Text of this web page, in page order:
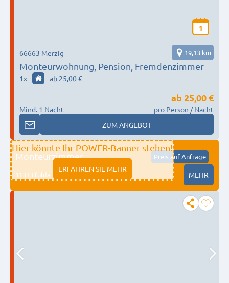
1
Monteurwohnung, Pension, Fremdenzimmer
66663 Merzig 19,13 km
1x ab 25,00 €
Mind. 1 Nacht
ab 25,00 €
pro Person / Nacht
ZUM ANGEBOT
Hier könnte Ihr POWER-Banner stehen!
ERFAHREN SIE MEHR
Monteurzimmer Preis auf Anfrage
11333 fulda MEHR